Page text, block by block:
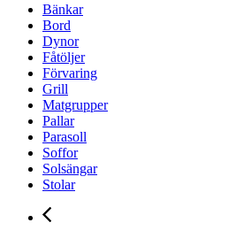
Bänkar
Bord
Dynor
Fåtöljer
Förvaring
Grill
Matgrupper
Pallar
Parasoll
Soffor
Solsängar
Stolar